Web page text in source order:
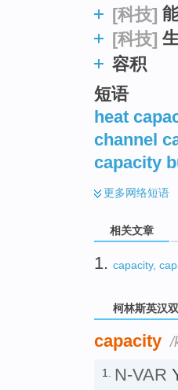
[科技]
[科技]
容积
短语
heat
channel
capacity
更多网络短语
相关文章
1. capacity,
柯林斯英汉
capacity /
1. N-VAR